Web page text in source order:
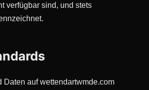
verfügbar sind, und stets
Daten auf wettendartwmde.com